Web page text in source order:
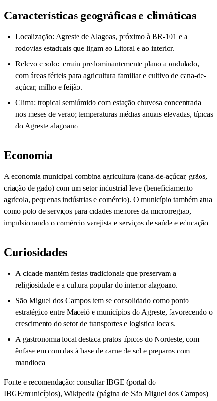
Características geográficas e climáticas
Localização: Agreste de Alagoas, próximo à BR-101 e a
rodovias estaduais que ligam ao Litoral e ao interior.
Relevo e solo: terrain predominantemente plano a ondulado,
com áreas férteis para agricultura familiar e cultivo de cana-de-
açúcar, milho e feijão.
Clima: tropical semiúmido com estação chuvosa concentrada
nos meses de verão; temperaturas médias anuais elevadas, típicas
do Agreste alagoano.
Economia
A economia municipal combina agricultura (cana-de-açúcar, grãos,
criação de gado) com um setor industrial leve (beneficiamento
agrícola, pequenas indústrias e comércio). O município também atua
como polo de serviços para cidades menores da microrregião,
impulsionando o comércio varejista e serviços de saúde e educação.
Curiosidades
A cidade mantém festas tradicionais que preservam a
religiosidade e a cultura popular do interior alagoano.
São Miguel dos Campos tem se consolidado como ponto
estratégico entre Maceió e municípios do Agreste, favorecendo o
crescimento do setor de transportes e logística locais.
A gastronomia local destaca pratos típicos do Nordeste, com
ênfase em comidas à base de carne de sol e preparos com
mandioca.
Fonte e recomendação: consultar IBGE (portal do
IBGE/municípios), Wikipedia (página de São Miguel dos Campos)